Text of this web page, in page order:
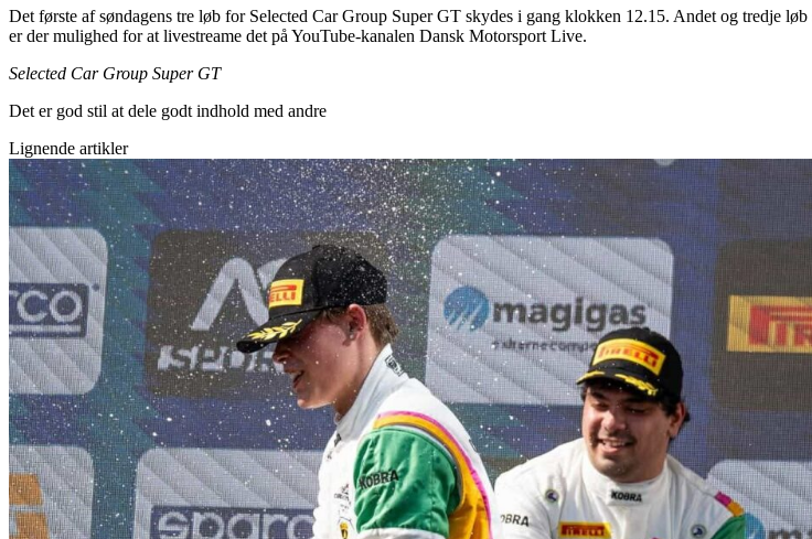
Det første af søndagens tre løb for Selected Car Group Super GT skydes i gang klokken 12.15. Andet og tredje
er der mulighed for at livestreame det på YouTube-kanalen Dansk Motorsport Live.
Selected Car Group Super GT
Det er god stil at dele godt indhold med andre
Lignende artikler